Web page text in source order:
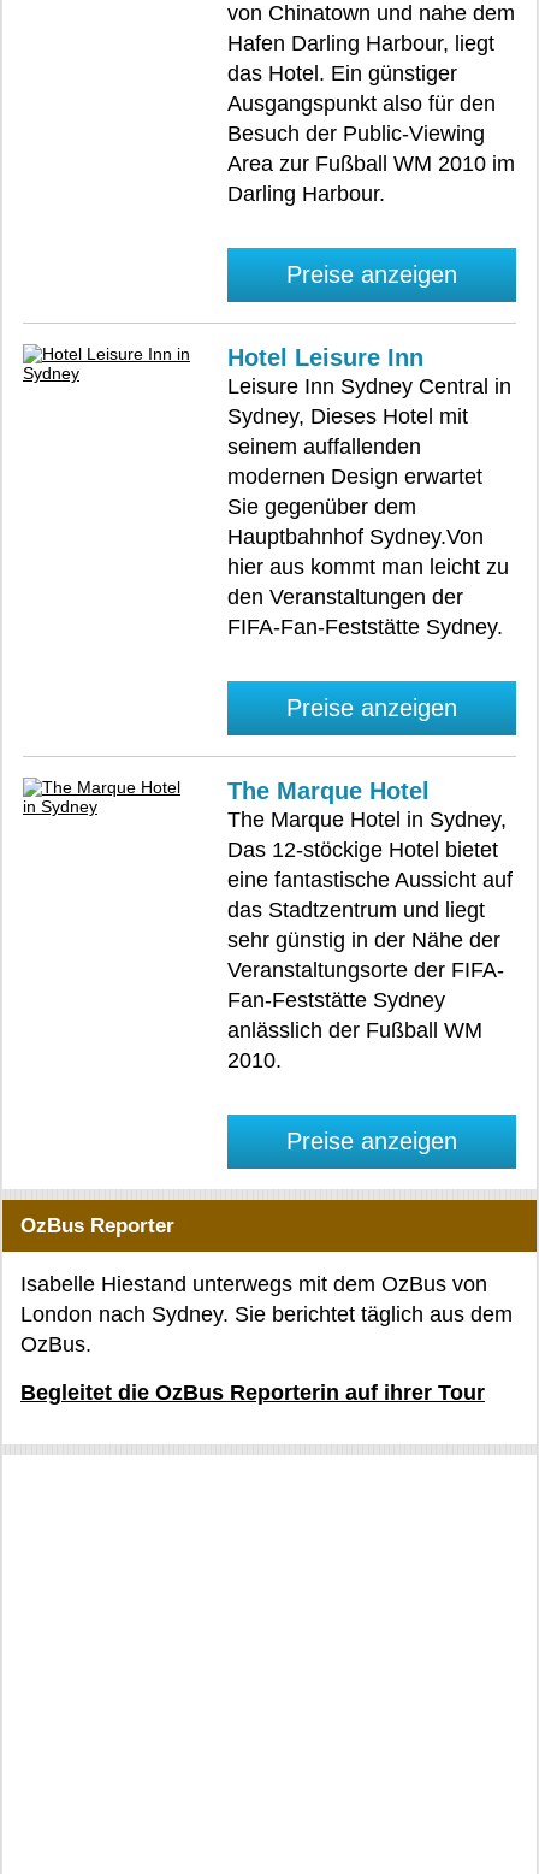
von Chinatown und nahe dem
Hafen Darling Harbour, liegt
das Hotel. Ein günstiger
Ausgangspunkt also für den
Besuch der Public-Viewing
Area zur Fußball WM 2010 im
Darling Harbour.
Preise anzeigen
Hotel Leisure Inn
Leisure Inn Sydney Central in
Sydney, Dieses Hotel mit
seinem auffallenden
modernen Design erwartet
Sie gegenüber dem
Hauptbahnhof Sydney.Von
hier aus kommt man leicht zu
den Veranstaltungen der
FIFA-Fan-Feststätte Sydney.
Preise anzeigen
The Marque Hotel
The Marque Hotel in Sydney,
Das 12-stöckige Hotel bietet
eine fantastische Aussicht auf
das Stadtzentrum und liegt
sehr günstig in der Nähe der
Veranstaltungsorte der FIFA-
Fan-Feststätte Sydney
anlässlich der Fußball WM
2010.
Preise anzeigen
OzBus Reporter
Isabelle Hiestand unterwegs mit dem OzBus von
London nach Sydney. Sie berichtet täglich aus dem
OzBus.
Begleitet die OzBus Reporterin auf ihrer Tour